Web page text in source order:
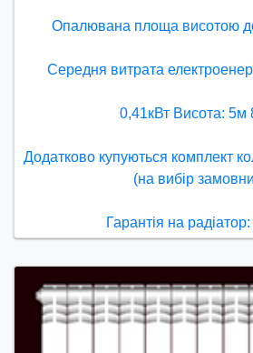
Опалювана площа висотою
Середня витрата
0,41кВт Висота: 5м
Додатково купуються комплект
(на вибір
Гарантія на